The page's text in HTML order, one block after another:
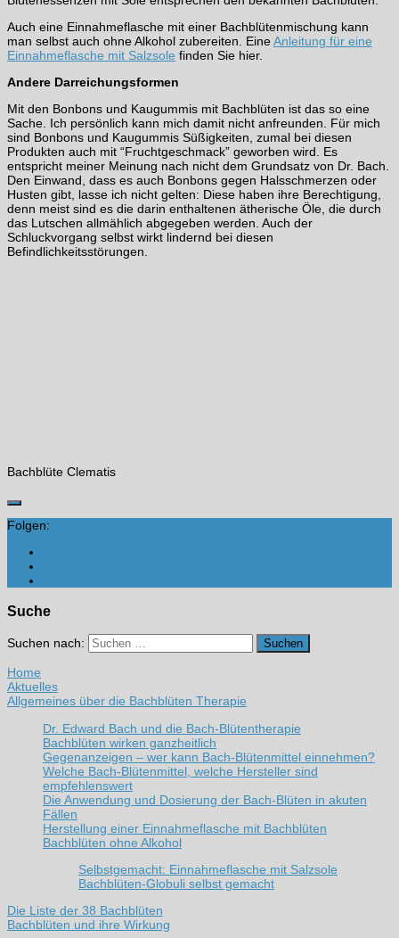
Auch eine Einnahmeflasche mit einer Bachblütenmischung kann
man selbst auch ohne Alkohol zubereiten. EineAnleitung für eine
Einnahmeflasche mit Salzsole finden Sie hier.
Andere Darreichungsformen
Mit den Bonbons und Kaugummis mit Bachblüten ist das so eine
Sache. Ich persönlich kann mich damit nicht anfreunden. Für mich
sind Bonbons und Kaugummis Süßigkeiten, zumal bei diesen
Produkten auch mit “Fruchtgeschmack” geworben wird. Es
entspricht meiner Meinung nach nicht dem Grundsatz von Dr. Bach.
Den Einwand, dass es auch Bonbons gegen Halsschmerzen oder
Husten gibt, lasse ich nicht gelten: Diese haben ihre Berechtigung,
denn meist sind es die darin enthaltenen ätherische Öle, die durch
das Lutschen allmählich abgegeben werden. Auch der
Schluckvorgang selbst wirkt lindernd bei diesen
Befindlichkeitsstörungen.
Bachblüte Clematis
Folgen:
Suche
Suchen nach:
Home
Aktuelles
Allgemeines über die Bachblüten Therapie
Dr. Edward Bach und die Bach-Blütentherapie
Bachblüten wirken ganzheitlich
Gegenanzeigen – wer kann Bach-Blütenmittel einnehmen?
Welche Bach-Blütenmittel, welche Hersteller sind
empfehlenswert
Die Anwendung und Dosierung der Bach-Blüten in akuten
Fällen
Herstellung einer Einnahmeflasche mit Bachblüten
Bachblüten ohne Alkohol
Selbstgemacht: Einnahmeflasche mit Salzsole
Bachblüten-Globuli selbst gemacht
Die Liste der 38 Bachblüten
Bachblüten und ihre Wirkung